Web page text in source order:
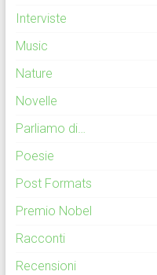
Interviste
Music
Nature
Novelle
Parliamo di…
Poesie
Post Formats
Premio Nobel
Racconti
Recensioni